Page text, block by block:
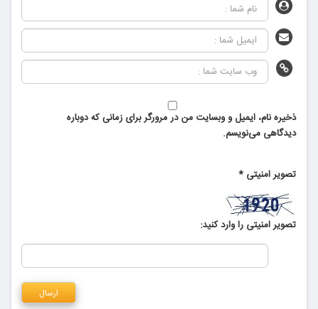
ذخیره نام، ایمیل و وبسایت من در مرورگر برای زمانی که دوباره
دیدگاهی می‌نویسم.
تصویر امنیتی *
تصویر امنیتی را وارد کنید: